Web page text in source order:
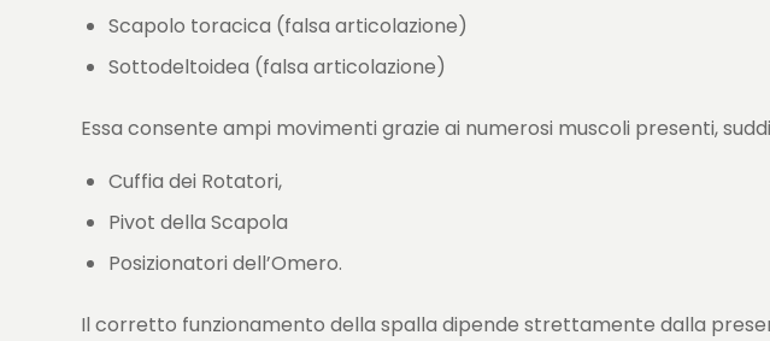
Scapolo toracica (falsa articolazione)
Sottodeltoidea (falsa articolazione)
Essa consente ampi movimenti grazie ai numerosi muscoli presenti,
Cuffia dei Rotatori,
Pivot della Scapola
Posizionatori dell’Omero.
Il corretto funzionamento della spalla dipende strettamente dalla